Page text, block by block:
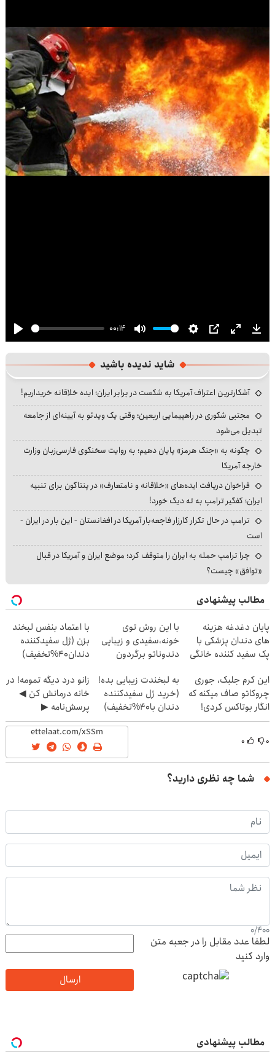
Play
00:14
Mute Settings
PIP Enter
شاید ندیده باشید
آشکارترین اعتراف آمریکا به شکست در برابر ایران؛ ایده خلاقانه خریداریم!
مجتبی شکوری در راهپیمایی اربعین؛ وقتی یک ویدئو به آیینه‌ای از جامعه
تبدیل می‌شود
چگونه به «جنگ هرمز» پایان دهیم؛ به روایت سخنگوی فارسی‌زبان وزارت
خارجه آمریکا
فراخوان دریافت ایده‌های «خلاقانه و نامتعارف» در پنتاگون برای تنبیه
ایران؛ کفگیر ترامپ به ته دیگ خورد!
ترامپ در حال تکرار کارزار فاجعه‌بار آمریکا در افغانستان - این بار در ایران -
است
چرا ترامپ حمله به ایران را متوقف کرد؛ موضع ایران و آمریکا در قبال
«توافق» چیست؟
مطالب پیشنهادی
پایان دغدغه هزینه
های دندان پزشکی با
پک سفید کننده خانگی
با این روش توی
خونه،سفیدی و زیبایی
دندوناتو برگردون
با اعتماد بنفس لبخند
بزن (ژل سفیدکننده
دندان40%تخفیف)
این کرم جلبک، جوری
چروکاتو صاف میکنه که
انگار بوتاکس کردی!
(تخفیف ویژه)
به لبخندت زیبایی بده!
(خرید ژل سفیدکننده
دندان با40%تخفیف)
زانو درد دیگه تمومه! در
خانه درمانش کن ◀
پرسش‌نامه ▶
۰ ۰
شما چه نظری دارید؟
0/400
لطفا عدد مقابل را در جعبه متن
وارد کنید
ارسال
مطالب پیشنهادی